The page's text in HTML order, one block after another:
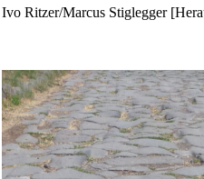
Ivo Ritzer/Marcus Stiglegger